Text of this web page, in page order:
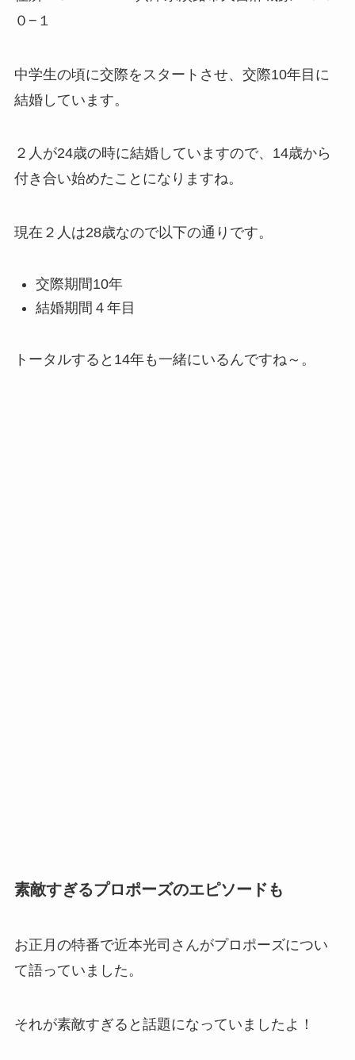
０−１
中学生の頃に交際をスタートさせ、交際10年目に
結婚しています。
２人が24歳の時に結婚していますので、14歳から
付き合い始めたことになりますね。
現在２人は28歳なので以下の通りです。
交際期間10年
結婚期間４年目
トータルすると14年も一緒にいるんですね～。
素敵すぎるプロポーズのエピソードも
お正月の特番で近本光司さんがプロポーズについ
て語っていました。
それが素敵すぎると話題になっていましたよ！